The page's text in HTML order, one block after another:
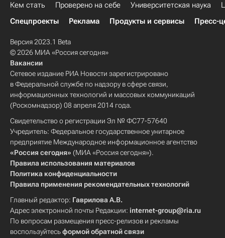
Кем стать Проверено на себе Университетская наука
Спецпроекты
Реклама Продукты и сервисы Пресс-
Версия 2023.1 Beta
© 2026 МИА «Россия сегодня»
Вакансии
Сетевое издание РИА Новости зарегистрировано
в Федеральной службе по надзору в сфере связи,
информационных технологий и массовых коммуникаций
(Роскомнадзор) 08 апреля 2014 года.
Свидетельство о регистрации Эл № ФС77-57640
Учредитель: Федеральное государственное унитарное
предприятие Международное информационное агентство
«Россия сегодня» (МИА «Россия сегодня»).
Правила использования материалов
Политика конфиденциальности
Правила применения рекомендательных технологий
Главный редактор: Гаврилова А.В.
Адрес электронной почты Редакции: internet-group@ria.ru
По вопросам размещения пресс-релизов и рекламы
воспользуйтесьформой обратной связи